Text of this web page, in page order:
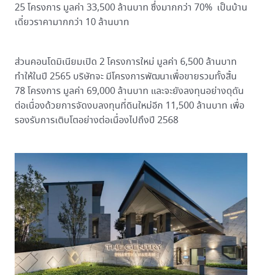
25 โครงการ มูลค่า 33,500 ล้านบาท ซึ่งมากกว่า 70% เป็นบ้าน
เดี่ยวราคามากกว่า 10 ล้านบาท
ส่วนคอนโดมิเนียมเปิด 2 โครงการใหม่ มูลค่า 6,500 ล้านบาท
ทำให้ในปี 2565 บริษัทจะ มีโครงการพัฒนาเพื่อขายรวมทั้งสิ้น
78 โครงการ มูลค่า 69,000 ล้านบาท และจะยังลงทุนอย่างดุดัน
ต่อเนื่องด้วยการจัดงบลงทุนที่ดินใหม่อีก 11,500 ล้านบาท เพื่อ
รองรับการเติบโตอย่างต่อเนื่องไปถึงปี 2568